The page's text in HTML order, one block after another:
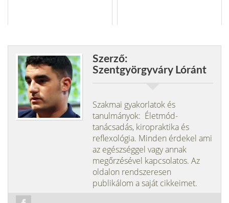
Szerző:
Szentgyörgyváry Lóránt
Szakmai gyakorlatok és
tanulmányok: Életmód-
tanácsadás, kiropraktika és
reflexológia. Minden érdekel ami
az egészséggel vagy annak
megőrzésével kapcsolatos. Az
oldalon rendszeresen
publikálom a saját cikkeimet.